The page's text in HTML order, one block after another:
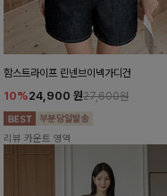
함스트라이프 린넨브이넥가디건
10%24,900 원27,600원
리뷰 카운트 영역